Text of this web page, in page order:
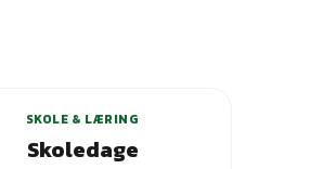
SKOLE & LÆRING
Skoledage